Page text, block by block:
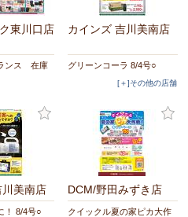
東川口店
ンス 在庫
カインズ 吉川美南店
グリーンコーラ 8/4号○
[＋]その他の店舗
美南店
！ 8/4号○
DCM/野田みずき店
クイックル夏の家ピカ大作